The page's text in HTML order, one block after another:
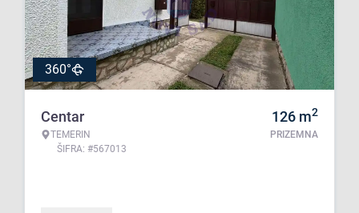
360°
Centar
TEMERIN
ŠIFRA: #567013
126 m2
PRIZEMNA